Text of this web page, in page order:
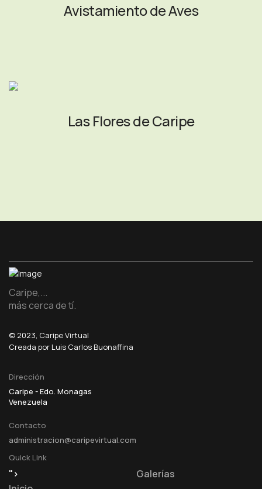
Avistamiento de Aves
Las Flores de Caripe
Caripe,...
más cerca de tí.
© 2023, Caripe Virtual
Creada por Luis Carlos Buonaffina
Dirección
Caripe - Edo. Monagas
Venezuela
Contacto
administracion@caripevirtual.com
Quick Link
">
Galerías